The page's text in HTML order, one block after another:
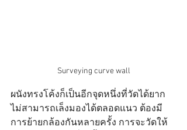
Surveying curve wall
ผนังทรงโค้งก็เป็นอีกจุดหนึ่งที่วัดได้ยาก
ไม่สามารถเล็งมองได้ตลอดแนว ต้องมี
การย้ายกล้องกันหลายครั้ง การจะวัดให้